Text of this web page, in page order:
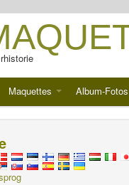
Maquettes Album-Fotos